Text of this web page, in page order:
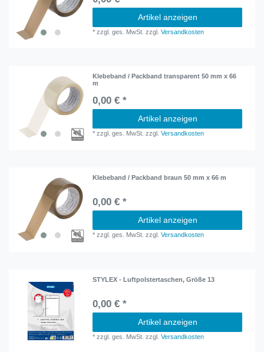
Artikel anzeigen
*zzgl. ges. MwSt. zzgl.Versandkosten
Klebeband / Packband transparent 50 mm x 66
m
0,00 € *
Artikel anzeigen
*zzgl. ges. MwSt. zzgl.Versandkosten
Klebeband / Packband braun 50 mm x 66 m
0,00 € *
Artikel anzeigen
*zzgl. ges. MwSt. zzgl.Versandkosten
STYLEX - Luftpolstertaschen, Größe 13
0,00 € *
Artikel anzeigen
*zzgl. ges. MwSt. zzgl.Versandkosten